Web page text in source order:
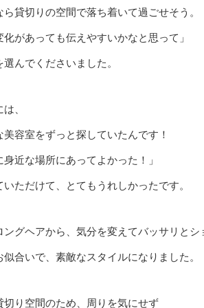
ら貸切りの空間で落ち着いて過ごせそう。
があっても伝えやすいかなと思って」
選んでくださいました。
、
美容室をずっと探していたんです！
身近な場所にあってよかった！」
いただけて、とてもうれしかったです。
ングヘアから、気分を変えてバッサリとシ
似合いで、素敵なスタイルになりました。
切り空間のため、周りを気にせず